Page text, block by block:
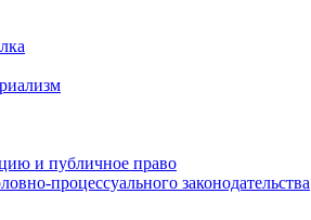
и публичное право
процессуального законодательства